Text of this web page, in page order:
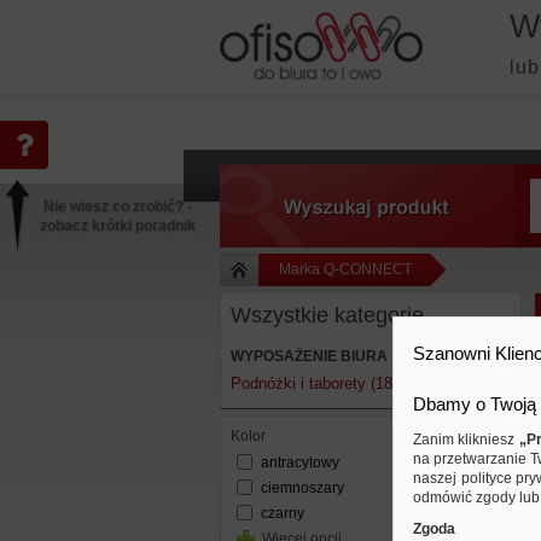
Marka Q-CONNECT
Wszystkie kategorie
WYPOSAŻENIE BIURA
Podnóżki i taborety (18)
kolor
antracytowy
ciemnoszary
czarny
Nie wiesz co zrobić? -
zobacz krótki poradnik
Szanowni
Dbamy o
Zanim klikniesz
na przetwarzanie
naszej polityce
odmówić zgody
Zgoda